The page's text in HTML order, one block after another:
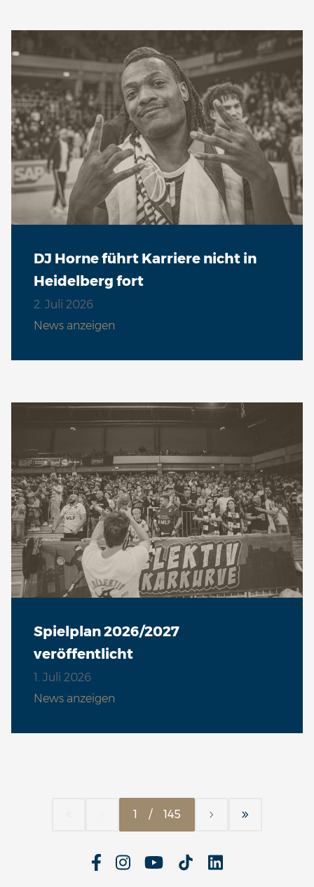
DJ Horne führt Karriere nicht in
Heidelberg fort
2. Juli 2026
News anzeigen
Spielplan 2026/2027
veröffentlicht
1. Juli 2026
News anzeigen
1 / 145